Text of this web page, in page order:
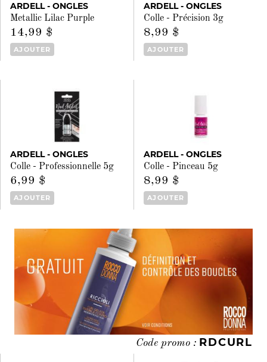
ARDELL - ONGLES
Metallic Lilac Purple
14,99 $
AJOUTER
ARDELL - ONGLES
Colle - Précision 3g
8,99 $
AJOUTER
ARDELL - ONGLES
Colle - Professionnelle 5g
6,99 $
AJOUTER
ARDELL - ONGLES
Colle - Pinceau 5g
8,99 $
AJOUTER
Code promo : RDCURL